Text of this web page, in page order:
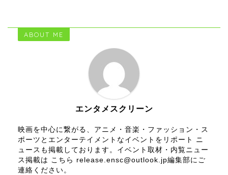
ABOUT ME
エンタメスクリーン
映画を中心に繋がる、アニメ・音楽・ファッション・ス
ポーツとエンターテイメントなイベントをリポート ニ
ュースも掲載しております。イベント取材・内覧ニュー
ス掲載は こちら release.ensc@outlook.jp編集部にご
連絡ください。